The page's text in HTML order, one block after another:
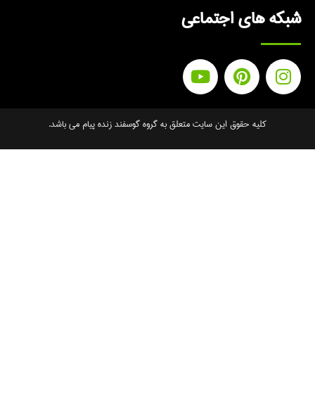
شبکه های اجتماعی
کلیه حقوق این سایت متعلق به گروه گوسفند زنده پیام می باشد.